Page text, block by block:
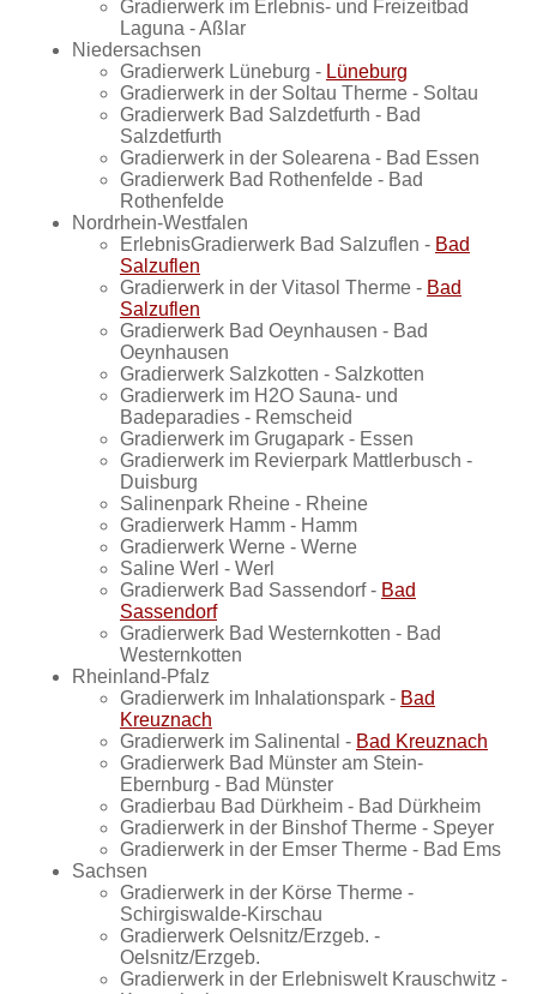
Gradierwerk im Erlebnis- und Freizeitbad
Laguna - Aßlar
Niedersachsen
Gradierwerk Lüneburg - Lüneburg
Gradierwerk in der Soltau Therme - Soltau
Gradierwerk Bad Salzdetfurth - Bad
Salzdetfurth
Gradierwerk in der Solearena - Bad Essen
Gradierwerk Bad Rothenfelde - Bad
Rothenfelde
Nordrhein-Westfalen
ErlebnisGradierwerk Bad Salzuflen - Bad
Salzuflen
Gradierwerk in der Vitasol Therme - Bad
Salzuflen
Gradierwerk Bad Oeynhausen - Bad
Oeynhausen
Gradierwerk Salzkotten - Salzkotten
Gradierwerk im H2O Sauna- und
Badeparadies - Remscheid
Gradierwerk im Grugapark - Essen
Gradierwerk im Revierpark Mattlerbusch -
Duisburg
Salinenpark Rheine - Rheine
Gradierwerk Hamm - Hamm
Gradierwerk Werne - Werne
Saline Werl - Werl
Gradierwerk Bad Sassendorf - Bad
Sassendorf
Gradierwerk Bad Westernkotten - Bad
Westernkotten
Rheinland-Pfalz
Gradierwerk im Inhalationspark - Bad
Kreuznach
Gradierwerk im Salinental - Bad Kreuznach
Gradierwerk Bad Münster am Stein-
Ebernburg - Bad Münster
Gradierbau Bad Dürkheim - Bad Dürkheim
Gradierwerk in der Binshof Therme - Speyer
Gradierwerk in der Emser Therme - Bad Ems
Sachsen
Gradierwerk in der Körse Therme -
Schirgiswalde-Kirschau
Gradierwerk Oelsnitz/Erzgeb. -
Oelsnitz/Erzgeb.
Gradierwerk in der Erlebniswelt Krauschwitz -